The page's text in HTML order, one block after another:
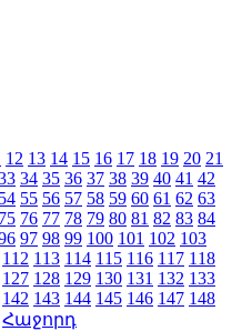
12 13 14 15 16 17 18 19 20 21
34 35 36 37 38 39 40 41 42
54 55 56 57 58 59 60 61 62 63
75 76 77 78 79 80 81 82 83 84
97 98 99 100 101 102 103
112 113 114 115 116 117 118
127 128 129 130 131 132 133
142 143 144 145 146 147 148
Հաջորդ